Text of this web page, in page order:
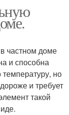
частном доме
и способна
но
и требует
такой